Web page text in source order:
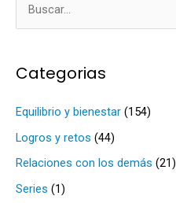
c
a
r
Categorias
Equilibrio y bienestar (154)
Logros y retos (44)
Relaciones con los demás (21)
Series (1)